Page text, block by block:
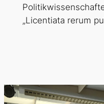
„Licentiata rerum